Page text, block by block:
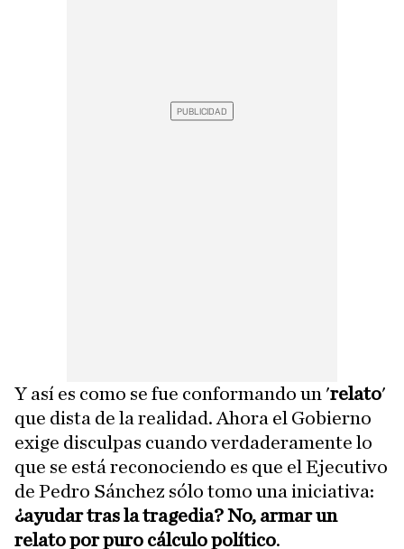
Y así es como se fue conformando un 'relato'
que dista de la realidad. Ahora el Gobierno
exige disculpas cuando verdaderamente lo
que se está reconociendo es que el Ejecutivo
de Pedro Sánchez sólo tomo una iniciativa:
¿ayudar tras la tragedia? No, armar un
relato por puro cálculo político.